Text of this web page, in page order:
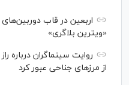
اربعین در قاب
«ویترین بلاگری»
روایت سینماگران درباره
از مرزهای جناحی عبور کرد